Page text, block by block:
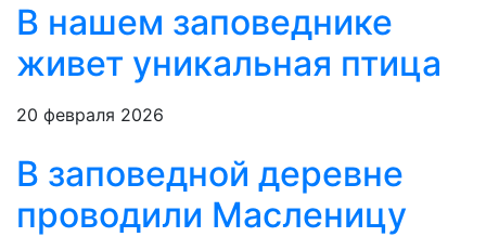
В нашем заповеднике
живет уникальная птица
20 февраля 2026
В заповедной деревне
проводили Масленицу